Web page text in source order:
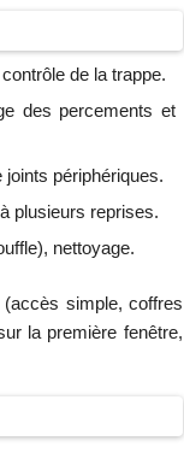
de la trappe.
des percements et
périphériques.
plusieurs reprises.
nettoyage.
simple, coffres
la première fenêtre,